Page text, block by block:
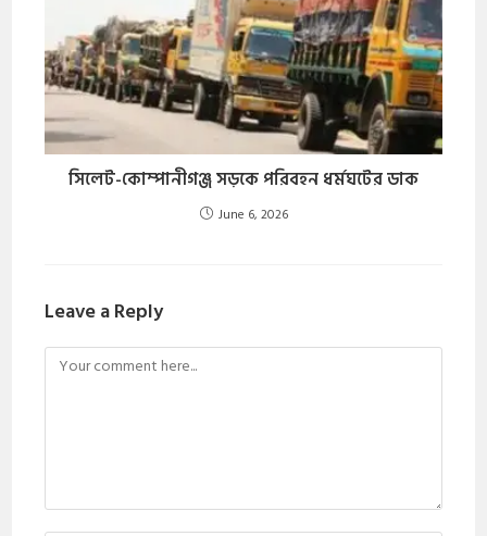
সিলেট-কোম্পানীগঞ্জ সড়কে পরিবহন ধর্মঘটের ডাক
June 6, 2026
Leave a Reply